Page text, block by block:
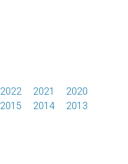
2022 2021
2020
2015 2014
2013